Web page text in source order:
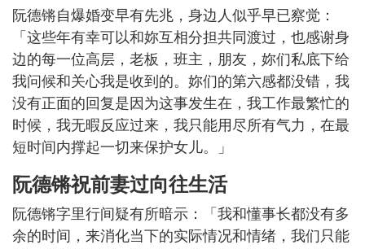
阮德锵自爆婚变早有先兆，身边人似乎早已察觉：
「这些年有幸可以和妳互相分担共同渡过，也感谢身
边的每一位高层，老板，班主，朋友，妳们私底下给
我问候和关心我是收到的。妳们的第六感都没错，我
没有正面的回复是因为这事发生在，我工作最繁忙的
时候，我无暇反应过来，我只能用尽所有气力，在最
短时间内撑起一切来保护女儿。」
阮德锵祝前妻过向往生活
阮德锵字里行间疑有所暗示：「我和懂事长都没有多
余的时间，来消化当下的实际情况和情绪，我们只能